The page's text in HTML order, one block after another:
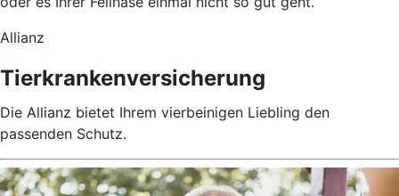
Allianz
Tierkrankenversicherung
Die Allianz bietet Ihrem vierbeinigen Liebling den
passenden Schutz.